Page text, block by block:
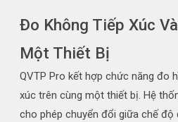
Đo Không Tiếp Xúc
Một Thiết Bị
QVTP Pro kết hợp chức năng đo
xúc trên cùng một thiết bị. Hệ
cho phép chuyển đổi giữa chế